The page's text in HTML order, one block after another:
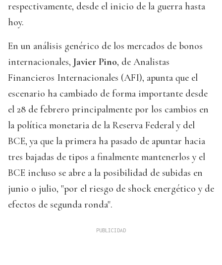
respectivamente, desde el inicio de la guerra hasta
hoy.
En un análisis genérico de los mercados de bonos
internacionales, Javier Pino, de Analistas
Financieros Internacionales (AFI), apunta que el
escenario ha cambiado de forma importante desde
el 28 de febrero principalmente por los cambios en
la política monetaria de la Reserva Federal y del
BCE, ya que la primera ha pasado de apuntar hacia
tres bajadas de tipos a finalmente mantenerlos y el
BCE incluso se abre a la posibilidad de subidas en
junio o julio, "por el riesgo de shock energético y de
efectos de segunda ronda".